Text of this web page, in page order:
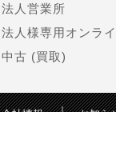
法人営業所
法人様専用オンラ
中古 (買取)
会社情報 お知ら